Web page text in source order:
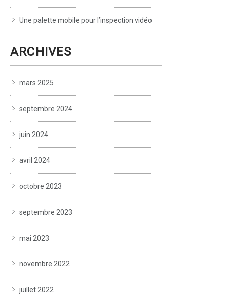
Une palette mobile pour l’inspection vidéo
ARCHIVES
mars 2025
septembre 2024
juin 2024
avril 2024
octobre 2023
septembre 2023
mai 2023
novembre 2022
juillet 2022